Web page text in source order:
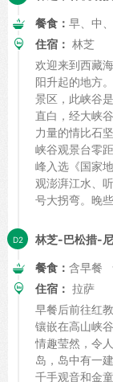
餐食： 早、中
住宿： 林芝
欢迎来到西藏
阳升起的地方
景区，此峡谷
直白，经大峡
力量的情比石
峡谷观景台零
峰入选《国家
观澎湃江水、
号大拐弯。晚
林芝-巴松措-
餐食： 含早餐
住宿： 拉萨
早餐后前往红
镶嵌在高山峡
情趣莹然，令
岛，岛中有一
千手观音和金